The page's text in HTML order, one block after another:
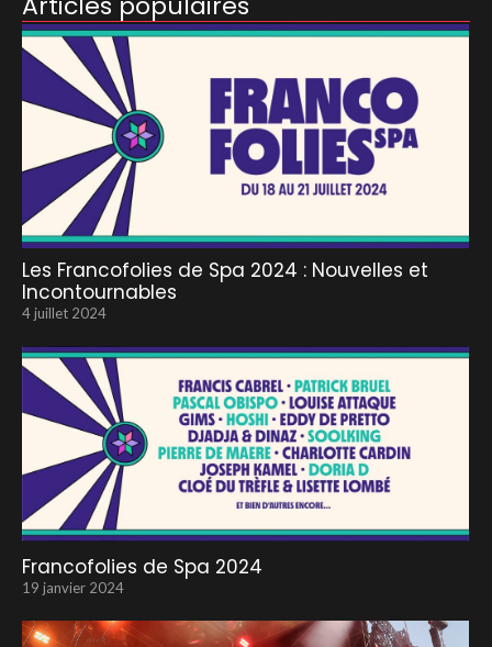
Les Francofolies de Spa 2024 : Nouvelles et
Incontournables
4 juillet 2024
Francofolies de Spa 2024
19 janvier 2024